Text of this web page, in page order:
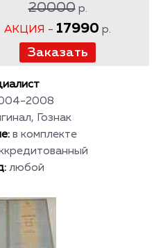
20000р.
АКЦИЯ - 17990 р.
2008
Гознак
в комплекте
любой